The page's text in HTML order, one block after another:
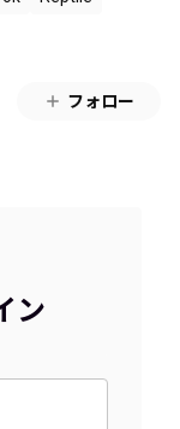
フォロー
ン